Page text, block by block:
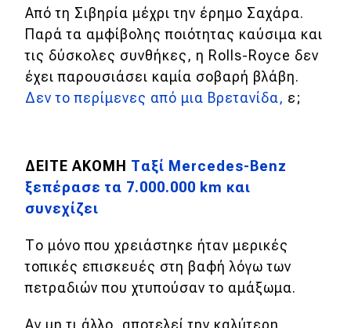
Από τη Σιβηρία μέχρι την έρημο Σαχάρα.
Παρά τα αμφίβολης ποιότητας καύσιμα και
τις δύσκολες συνθήκες, η Rolls-Royce δεν
έχει παρουσιάσει καμία σοβαρή βλάβη.
Δεν το περίμενες από μια Βρετανίδα, ε;
ΔΕΙΤΕ ΑΚΟΜΗ Ταξί Mercedes-Benz
ξεπέρασε τα 7.000.000 km και
συνεχίζει
Το μόνο που χρειάστηκε ήταν μερικές
τοπικές επισκευές στη βαφή λόγω των
πετραδιών που χτυπούσαν το αμάξωμα.
Αν μη τι άλλο, αποτελεί την καλύτερη